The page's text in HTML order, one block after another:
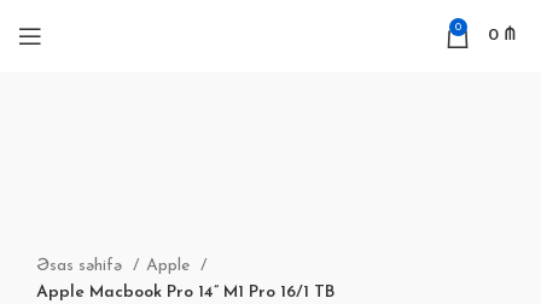
0 0 ₼
Əsas səhifə
Apple
Apple Macbook Pro 14” M1 Pro 16/1 TB